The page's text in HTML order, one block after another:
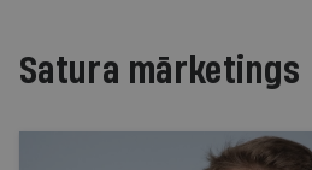
Satura mārketings